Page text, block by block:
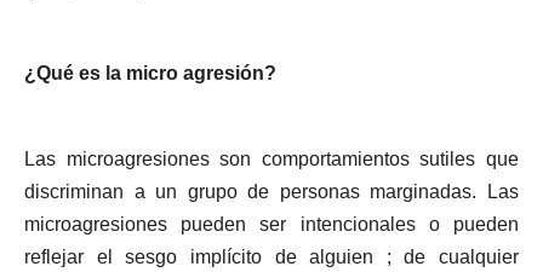
¿Qué es la micro agresión?
Las microagresiones son comportamientos sutiles que
discriminan a un grupo de personas marginadas. Las
microagresiones pueden ser intencionales o pueden
reflejar el sesgo implícito de alguien ; de cualquier